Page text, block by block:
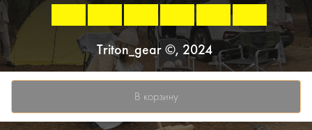
В корзину
Triton_gear ©, 2024
Политика конфиденциальности